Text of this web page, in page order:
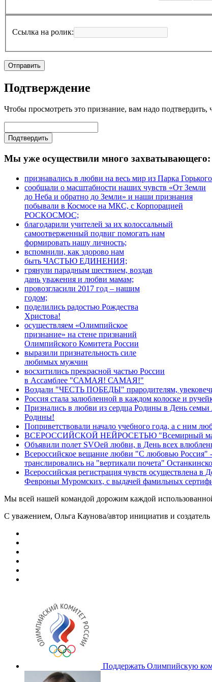
Ссылка на ролик:
Подтверждение
Чтобы просмотреть это признание, вам надо
Мы уже осуществили много захватывающего:
признавались в любви на весь мир из Парка
сообщали о масштабности наших чувств «От Земли
до Неба и обратно до Земли» и наши признания
побывали в Космосе на МКС, с Корпорацией
РОСКОСМОС;
благодарили учителей за их колоссальный
самоотверженный подвиг помогать нам
формировать нашу личность;
вспомнили, как здорово нам
быть ЧАСТЬЮ ЕДИНЕНИЯ;
грянули парадным шествием, воздав
дань уважения и любви мамам;
провозгласили 2017 год – нашим
годом;
поделились радостью Рождества
Христова!
осуществляем «Олимпийское
признание» на стене признаний
Олимпийского Комитета России
выразили признательность силе
любимых мужчин
восхитились прекрасной частью России
в Ассамблее "САМАЯ! САМАЯ!"
Воздали "ЧЕСТЬ ПОБЕДЫ" прародителям,
Россия стала залюбленной в каждом колоске и
Признались в любви из сердца Родины в День
Родины!
Поприветствовали начало учебного года, а с ним
ВСЕРОССИЙСКОЙ НЕЙРОСЕТЬЮ "Всемирный
Объявили полет SVOей любви, в День всех
Всероссийское вещание любви "С любовью Россия"
транслировались на "вертикали почета"
Всероссийская регистрация чувств осуществлена
Февроньи Муромских, с выдачей фамильных
Мы всей нашей командой дорожим каждой
С уважением, Ольга Каунова/автор инициатив и
Поддержать Олимпийскую